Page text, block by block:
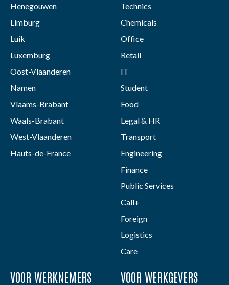
Henegouwen
Limburg
Luik
Luxemburg
Oost-Vlaanderen
Namen
Vlaams-Brabant
Waals-Brabant
West-Vlaanderen
Hauts-de-France
Technics
Chemicals
Office
Retail
IT
Student
Food
Legal & HR
Transport
Engineering
Finance
Public Services
Call+
Foreign
Logistics
Care
VOOR WERKNEMERS VOOR WERKGEVERS